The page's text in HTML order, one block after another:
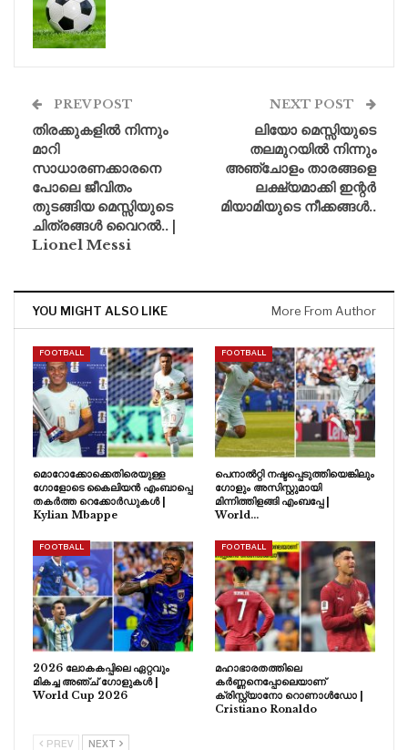
PREV POST
തിരക്കുകളിൽ നിന്നും
മാറി
സാധാരണക്കാരനെ
പോലെ ജീവിതം
തുടങ്ങിയ മെസ്സിയുടെ
ചിത്രങ്ങൾ വൈറൽ.. |
Lionel Messi
NEXT POST
ലിയോ മെസ്സിയുടെ
തലമുറയിൽ നിന്നും
അഞ്ചോളം താരങ്ങളെ
ലക്ഷ്യമാക്കി ഇന്റർ
മിയാമിയുടെ നീക്കങ്ങൾ..
YOU MIGHT ALSO LIKE More From Author
FOOTBALL
മൊറോക്കോക്കെതിരെയുള്ള
ഗോളോടെ കൈലിയൻ എംബാപ്പെ
തകർത്ത റെക്കോർഡുകൾ |
Kylian Mbappe
FOOTBALL
പെനാൽറ്റി നഷ്ടപ്പെടുത്തിയെങ്കിലും
ഗോളും അസിസ്റ്റുമായി
മിന്നിത്തിളങ്ങി എംബപ്പേ |
World…
FOOTBALL
2026 ലോകകപ്പിലെ ഏറ്റവും
മികച്ച അഞ്ച് ഗോളുകൾ |
World Cup 2026
FOOTBALL
മഹാഭാരതത്തിലെ
കർണ്ണനെപ്പോലെയാണ്
ക്രിസ്റ്റ്യാനോ റൊണാൾഡോ |
Cristiano Ronaldo
PREV NEXT